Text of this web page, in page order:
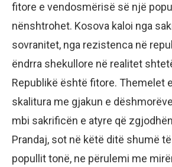
fitore e vendosmërisë së një
nënshtrohet. Kosova kaloi nga
sovranitet, nga rezistenca në
ëndrra shekullore në realitet
Republikë është fitore. Themelet
skalitura me gjakun e
mbi sakrificën e atyre që
Prandaj, sot në këtë ditë shumë
popullit tonë, ne përulemi me